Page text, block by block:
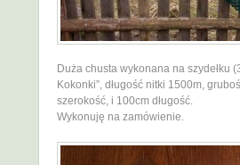
Duża chusta wykonana na szydełku
Kokonki”, długość nitki 1500m,
szerokość, i 100cm długość.
Wykonuję na zamówienie.